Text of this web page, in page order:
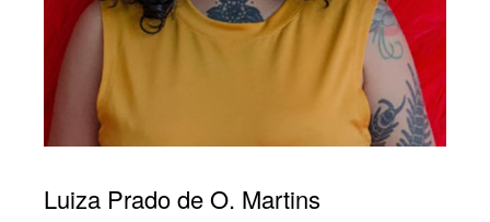
Luiza Prado de O. Martins